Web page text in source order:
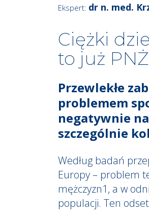
Ekspert: dr n. med.
Ciężki
to już
Przewlekłe
problemem
negatywnie
szczególnie
Według badań
Europy – problem
mężczyzn1, a w
populacji. Ten